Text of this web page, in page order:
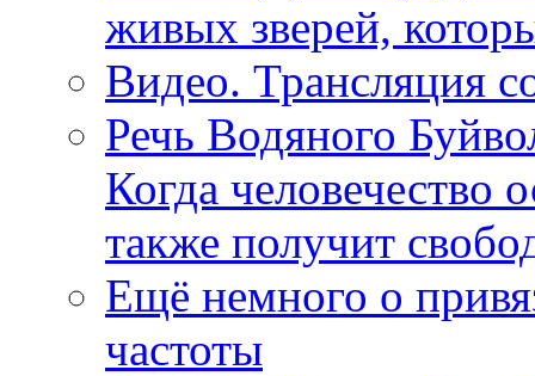
живых зверей,
Видео. Трансляция
Речь Водяного
Когда человечество
также получит
Ещё немного о
частоты